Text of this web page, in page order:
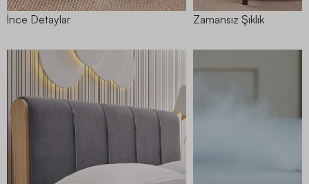
İnce Detaylar Zamansız Şıklık